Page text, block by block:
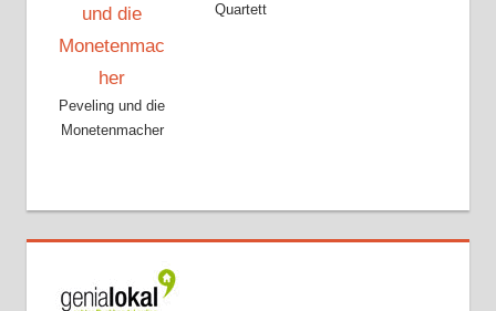
Peveling und die
Monetenmacher
Quartett